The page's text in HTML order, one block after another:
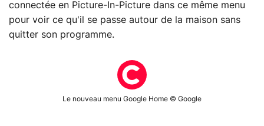
connectée en Picture-In-Picture dans ce même menu
pour voir ce qu'il se passe autour de la maison sans
quitter son programme.
Le nouveau menu Google Home © Google